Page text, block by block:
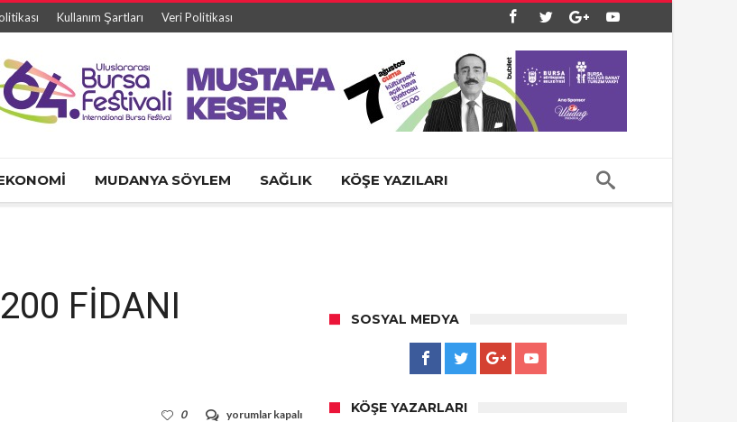
Kullanım Şartları Veri Politikası
MUDANYA SÖYLEM SAĞLIK KÖŞE YAZILARI
FİDANI
MÜTAREKE
yorumlar kapalı
0
SOSYAL MEDYA
KÖŞE YAZARLARI